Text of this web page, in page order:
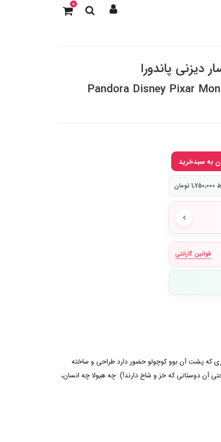
0
دیزنی پاندورا
Pandora Disney Pixar
قوانین گارانتی
دری که پشت آن بوو کوچولو حضور دارد طراحی و ساخته
آن دوستانی که خز و شاخ دارند!). چه هیولا چه انسان،